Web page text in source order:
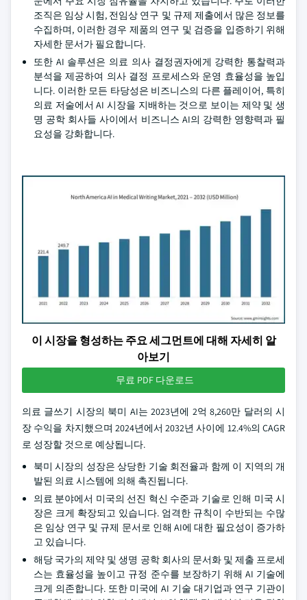
조직은 임상 시험, 전임상 연구 및 규제 제출에서 많은 정보를
수집하며, 이러한 경우 제품의 연구 및 검증을 입증하기 위해
자세한 문서가 필요합니다.
또한 AI 솔루션은 의료 의사 결정권자에게 강력한 통찰력과
분석을 제공하여 의사 결정 프로세스와 운영 효율성을 높입
니다. 이러한 모든 타당성은 비즈니스의 다른 플레이어, 특히
의료 저술에서 AI 시장을 지배하는 것으로 보이는 제약 및 생
명 공학 회사들 사이에서 비즈니스 AI의 강력한 영향력과 필
요성을 강화합니다.
이 시장을 형성하는 주요 세그먼트에 대해 자세히 알
아보기
무료 PDF 다운로드
의료 글쓰기 시장의 북미 AI는 2023년에 2억 8,260만 달러의 시
장 수익을 차지했으며 2024년에서 2032년 사이에 12.4%의 CAGR
로 성장할 것으로 예상됩니다.
북미 시장의 성장은 상당한 기술 회전율과 함께 이 지역의 개
발된 의료 시스템에 의해 촉진됩니다.
의료 분야에서 미국의 선진 혁신 수준과 기술로 인해 미국 시
장은 크게 확장되고 있습니다. 엄격한 규칙이 수반되는 수많
은 임상 연구 및 규제 문서로 인해 AI에 대한 필요성이 증가하
고 있습니다.
해당 국가의 제약 및 생명 공학 회사의 문서화 및 제출 프로세
스는 효율성을 높이고 규정 준수를 보장하기 위해 AI 기술에
크게 의존합니다. 또한 미국에 AI 기술 대기업과 연구 기관이